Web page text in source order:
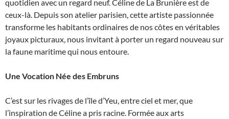
quotidien avec un regard neuf. Céline de La Brunière est de
ceux-là. Depuis son atelier parisien, cette artiste passionnée
transforme les habitants ordinaires de nos côtes en véritables
joyaux picturaux, nous invitant à porter un regard nouveau sur
la faune maritime qui nous entoure.
Une Vocation Née des Embruns
C’est sur les rivages de l’île d’Yeu, entre ciel et mer, que
l’inspiration de Céline a pris racine. Formée aux arts